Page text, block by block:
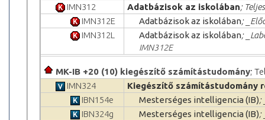
IMN312
Adatbázisok az iskolában;
IMN312E
Adatbázisok az iskolában;
IMN312L
Adatbázisok az iskolában;
IMN312E
MK-IB +20 (10) kiegészítő számítástudomány;
IMN324
Kiegészítő számítástudomány
IBN154e
Mesterséges intelligencia (IB);
IBN324g
Mesterséges intelligencia (IB);